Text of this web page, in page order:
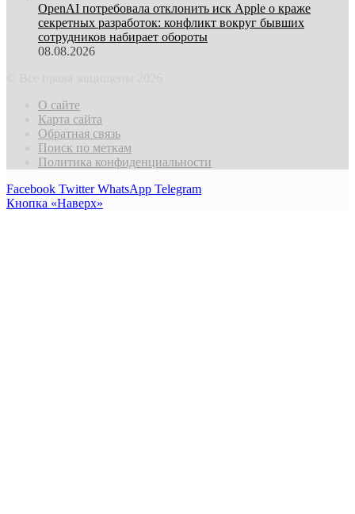
OpenAI потребовала отклонить иск Apple о краже
секретных разработок: конфликт вокруг бывших
сотрудников набирает обороты
08.08.2026
О сайте
Карта сайта
Обратная связь
Поиск по меткам
Политика конфиденциальности
Facebook Twitter WhatsApp Telegram
Кнопка «Наверх»